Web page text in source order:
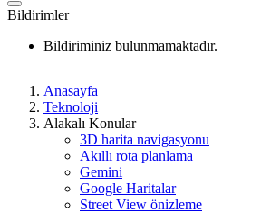
Bildirimler
Bildiriminiz bulunmamaktadır.
Anasayfa
Teknoloji
Alakalı Konular
3D harita navigasyonu
Akıllı rota planlama
Gemini
Google Haritalar
Street View önizleme